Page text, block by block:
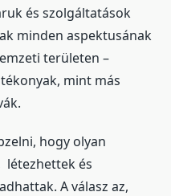
és szolgáltatások
minden aspektusának
területen –
mint más
hogy olyan
létezhettek és
A válasz az,